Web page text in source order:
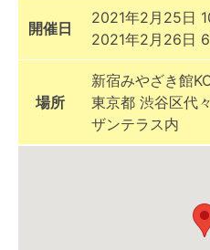
開催日
2021年2月25日
2021年2月26日
場所
新宿みやざき館
東京都 渋谷区代
ザンテラス内